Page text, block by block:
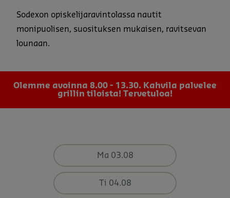
Sodexon opiskelijaravintolassa nautit
monipuolisen, suosituksen mukaisen, ravitsevan
lounaan.
Olemme avoinna 8.00 - 13.30. Kahvila palvelee
grillin tiloista! Tervetuloa!
Ma 03.08
Ti 04.08